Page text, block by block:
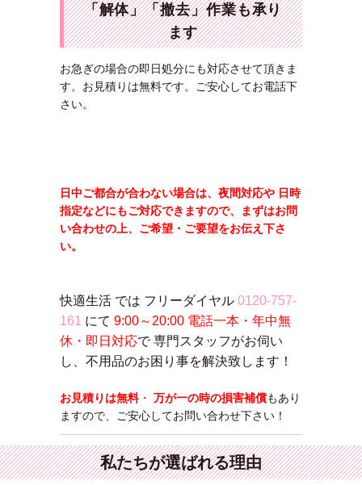
「解体」「撤去」作業も承り
ます
お急ぎの場合の即日処分にも対応させて頂きま
す。お見積りは無料です。ご安心してお電話下
さい。
日中ご都合が合わない場合は、夜間対応や 日時
指定などにもご対応できますので、まずはお問
い合わせの上、ご希望・ご要望をお伝え下さ
い。
快適生活 では フリーダイヤル 0120-757-
161 にて 9:00～20:00 電話一本・年中無
休・即日対応で 専門スタッフがお伺い
し、不用品のお困り事を解決致します！
お見積りは無料・ 万が一の時の損害補償もあり
ますので、ご安心してお問い合わせ下さい！
私たちが選ばれる理由